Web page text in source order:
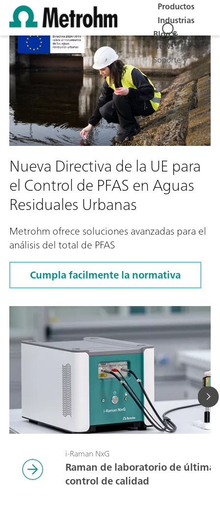
Productos
Industrias
Blog &
News
Soporte y
Servicio
Conózcanos
Nueva Directiva de la UE para
el Control de PFAS en Aguas
Residuales Urbanas
Metrohm ofrece soluciones avanzadas para el
análisis del total de PFAS
Cumpla facilmente la normativa
i-Raman NxG
Raman de laboratorio de última
control de calidad